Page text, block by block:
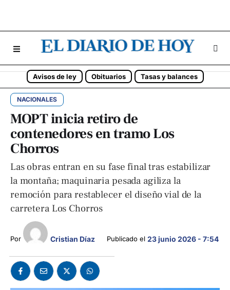
Avisos de ley Obituarios Tasas y balances
NACIONALES
MOPT inicia retiro de
contenedores en tramo Los
Chorros
Las obras entran en su fase final tras estabilizar
la montaña; maquinaria pesada agiliza la
remoción para restablecer el diseño vial de la
carretera Los Chorros
Por Cristian Díaz Publicado el 23 junio 2026 - 7:54